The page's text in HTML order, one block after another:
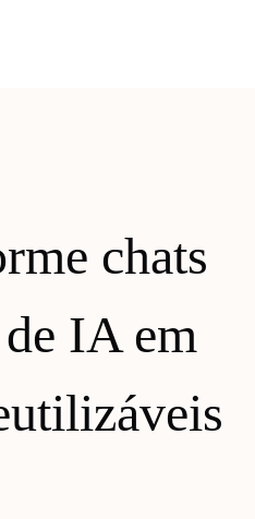
chats
IA em